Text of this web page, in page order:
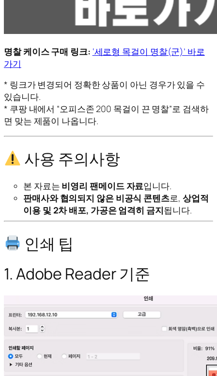
명찰 케이스 구매 링크: ‘세로형 목걸이 명찰(군)’ 바로
가기
* 링크가 변경되어 정확한 상품이 아닌 경우가 있을 수
있습니다.
* 쿠팡 내에서 “오피스존 200 목걸이 끈 명찰”로 검색하
면 맞는 제품이 나옵니다.
사용 주의사항
본 자료는 비영리 팬메이드 자료입니다.
판매사와 협의되지 않은 비공식 콘텐츠로, 상업적
이용 및 2차 배포, 가공은 엄격히 금지됩니다.
인쇄 팁
1. Adobe Reader 기준